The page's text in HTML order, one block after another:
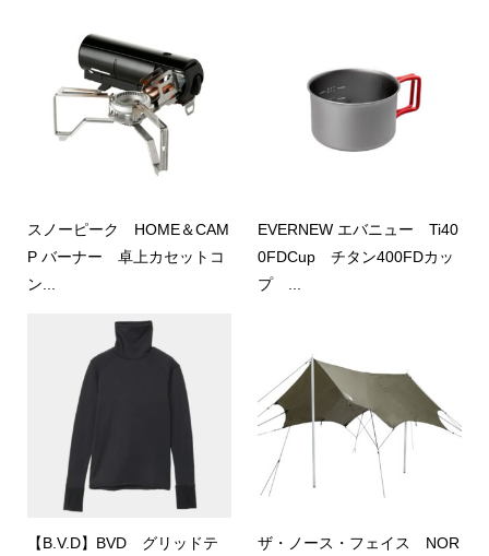
スノーピーク HOME＆CAM
P バーナー 卓上カセットコ
ン...
EVERNEW エバニュー Ti40
0FDCup チタン400FDカッ
プ ...
【B.V.D】BVD グリッドテ
ザ・ノース・フェイス NOR